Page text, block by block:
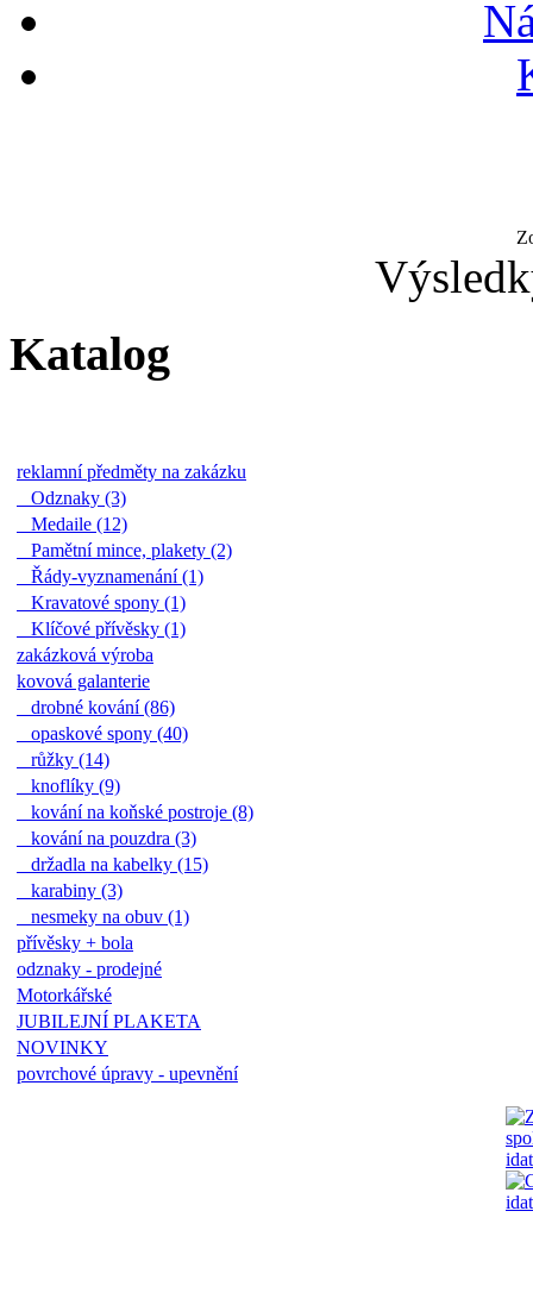
Katalog
reklamní předměty na zakázku
Odznaky (3)
Medaile (12)
Pamětní mince, plakety (2)
Řády-vyznamenání (1)
Kravatové spony (1)
Klíčové přívěsky (1)
zakázková výroba
kovová galanterie
drobné kování (86)
opaskové spony (40)
růžky (14)
knoflíky (9)
kování na koňské postroje (8)
kování na pouzdra (3)
držadla na kabelky (15)
karabiny (3)
nesmeky na obuv (1)
přívěsky + bola
odznaky - prodejné
Motorkářské
JUBILEJNÍ PLAKETA
NOVINKY
povrchové úpravy - upevnění